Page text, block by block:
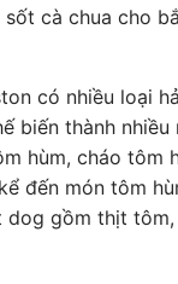
cà chua cho
có nhiều loại
biến thành nhiều
hùm, cháo tôm
đến món tôm
dog gồm thịt